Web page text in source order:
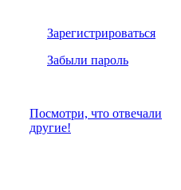
Зарегистрироваться
Забыли пароль
Посмотри, что отвeчали
другие!